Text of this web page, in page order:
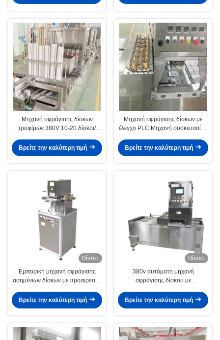
Μηχανή σφράγισης δίσκων
τροφίμων 380V 10-20 δίσκοι/
Βρείτε την καλύτερη τιμή
Μηχανή σφράγισης δίσκων με
έλεγχο PLC Μηχανή συσκευασίας
Βρείτε την καλύτερη τιμή
Βίντεο
Εμπορική μηχανή σφράγισης
ασημένιων δίσκων με προαιρετικό
Βρείτε την καλύτερη τιμή
Βίντεο
380v αυτόματη μηχανή
σφράγισης δίσκου με
σφράγισης
Βρείτε την καλύτερη τιμή